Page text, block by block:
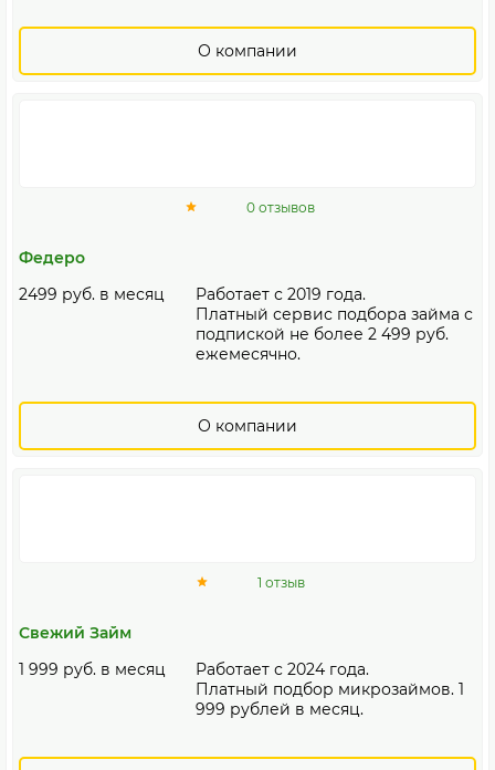
О компании
0 отзывов
Федеро
2499 руб. в месяц
Работает с 2019 года.
Платный сервис подбора займа с
подпиской не более 2 499 руб.
ежемесячно.
О компании
1 отзыв
Свежий Займ
1 999 руб. в месяц
Работает с 2024 года.
Платный подбор микрозаймов. 1
999 рублей в месяц.